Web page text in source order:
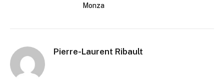
Monza
Pierre-Laurent Ribault